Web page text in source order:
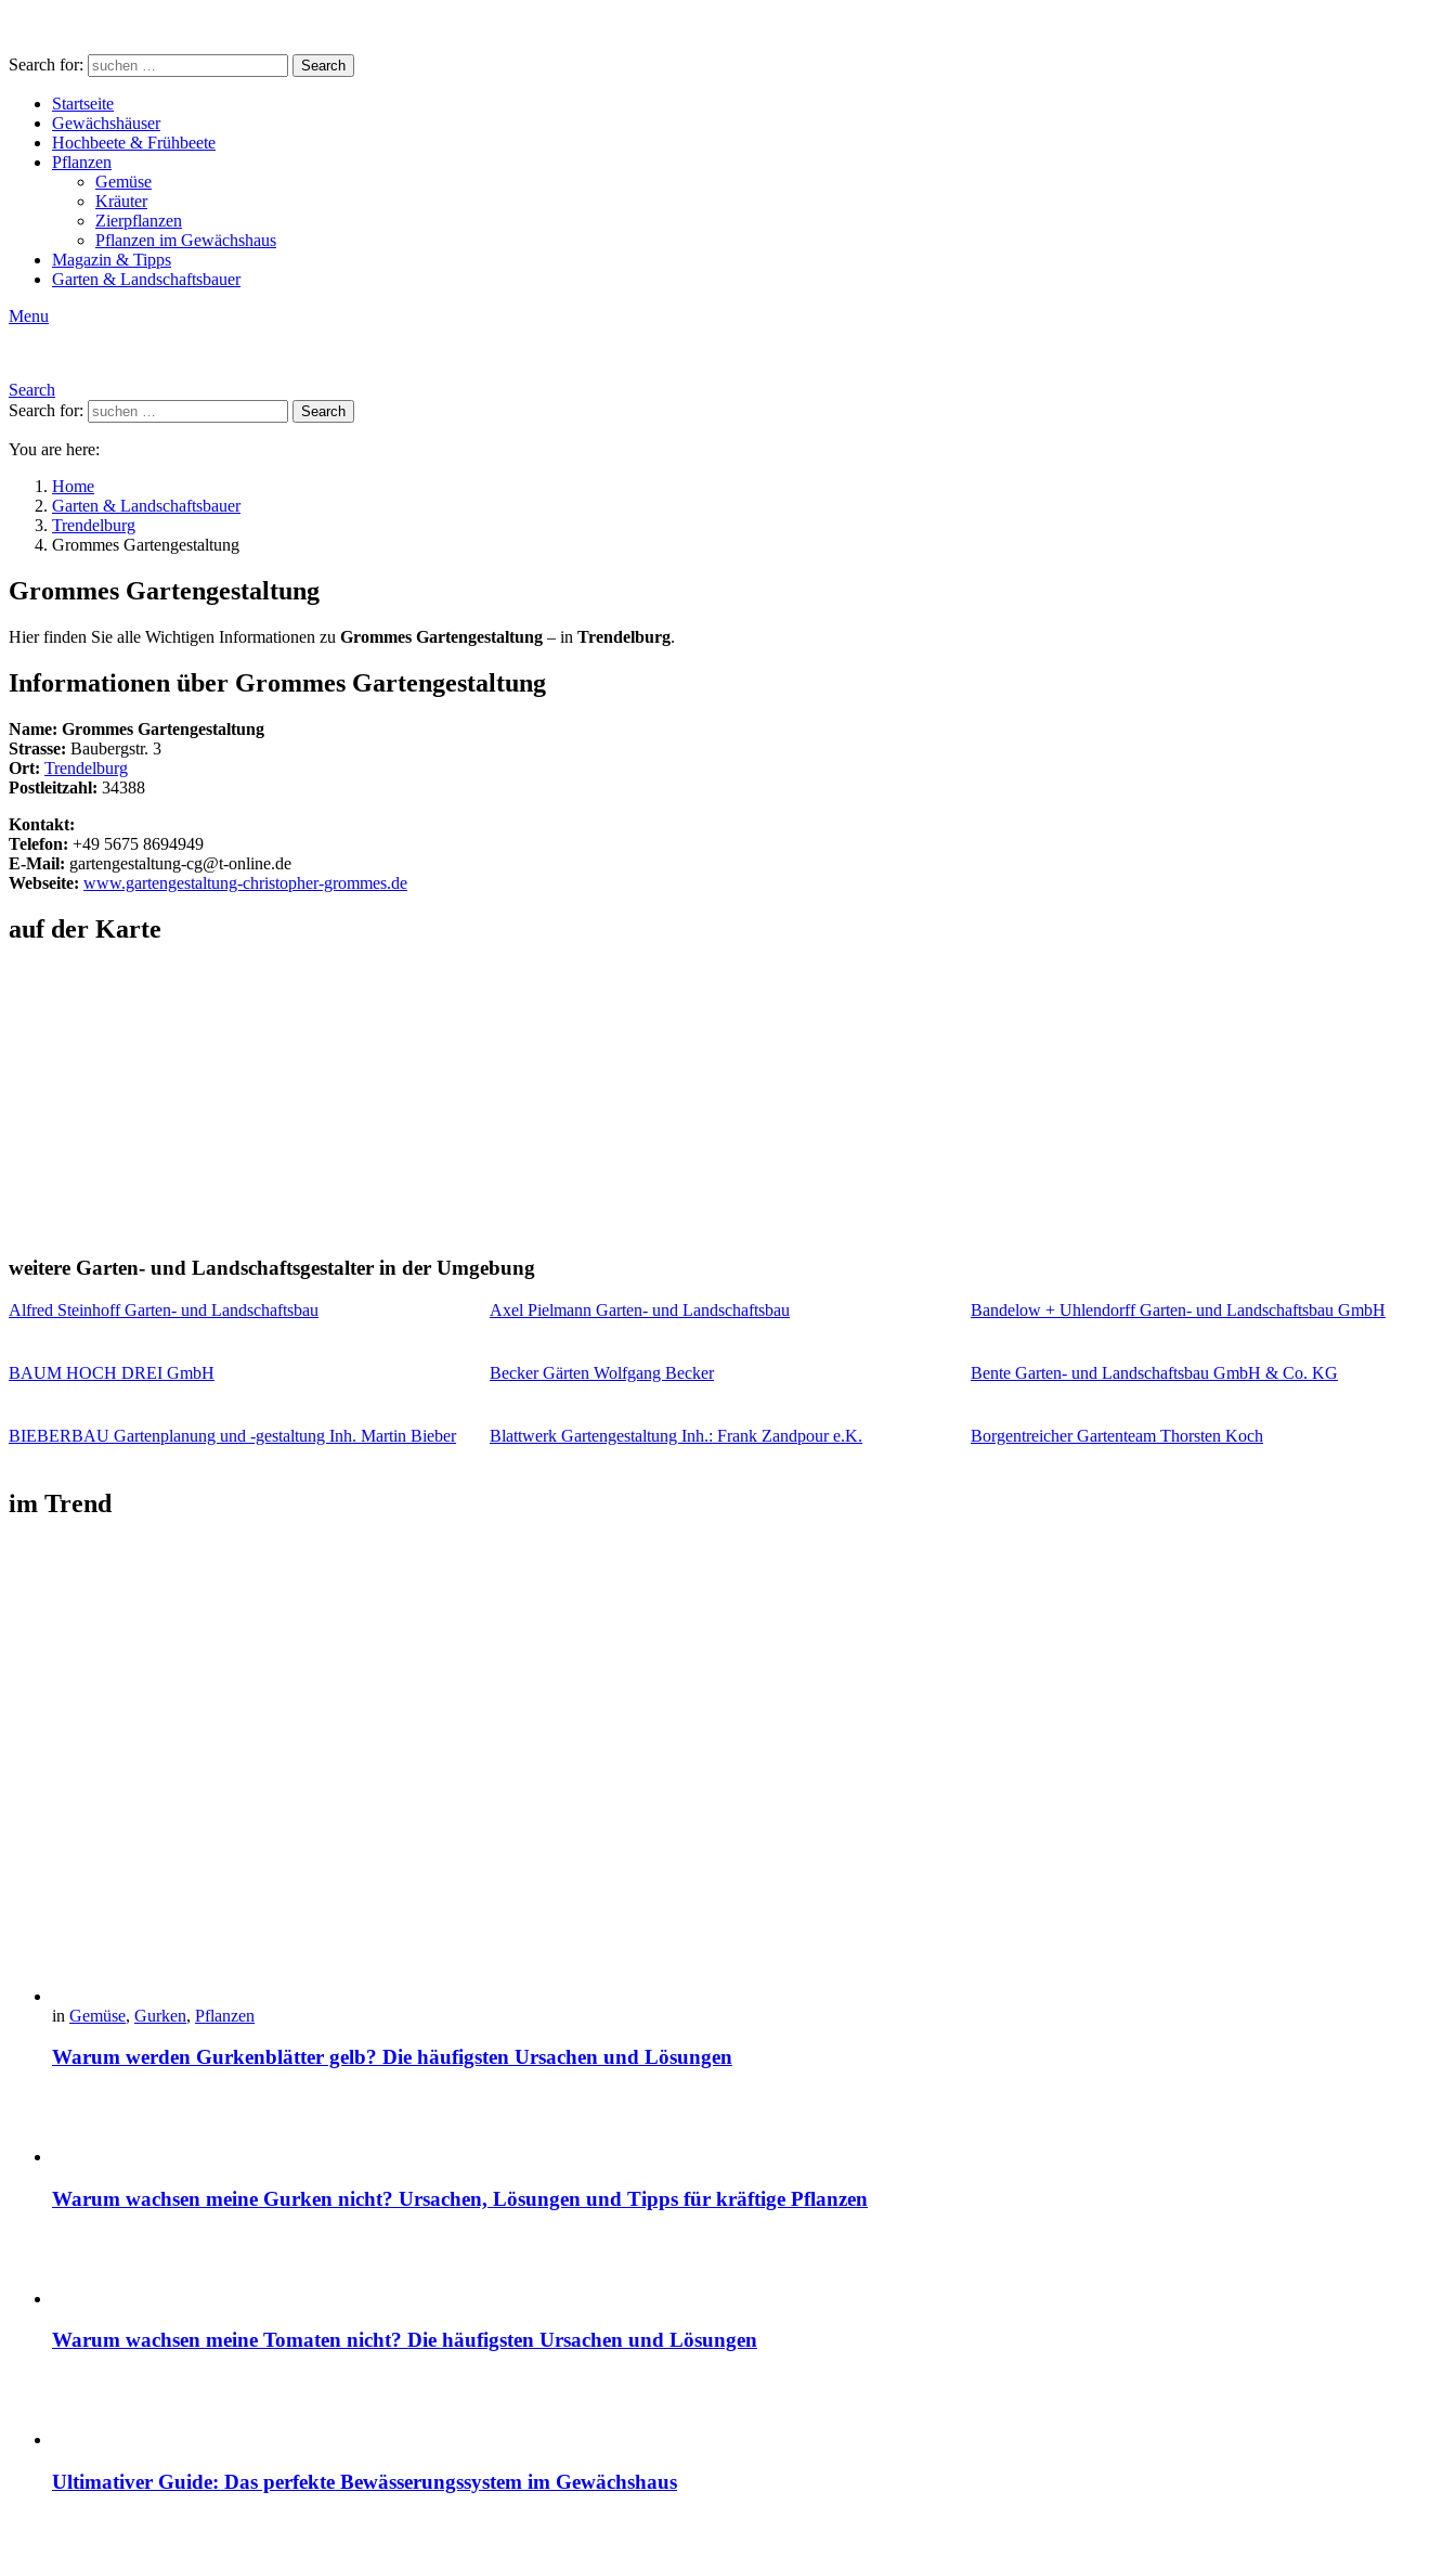
Search for: Search
Startseite
Gewächshäuser
Hochbeete & Frühbeete
Pflanzen
Gemüse
Kräuter
Zierpflanzen
Pflanzen im Gewächshaus
Magazin & Tipps
Garten & Landschaftsbauer
Menu
Search
Search for:
Search
You are here:
Home
Garten & Landschaftsbauer
Trendelburg
Grommes Gartengestaltung
Grommes Gartengestaltung
Hier finden Sie alle Wichtigen Informationen zu Grommes Gartengestaltung – in Trendelburg.
Informationen über Grommes Gartengestaltung
Name: Grommes Gartengestaltung
Strasse: Baubergstr. 3
Ort: Trendelburg
Postleitzahl: 34388
Kontakt:
Telefon: +49 5675 8694949
E-Mail: gartengestaltung-cg@t-online.de
Webseite: www.gartengestaltung-christopher-grommes.de
auf der Karte
weitere Garten- und Landschaftsgestalter in der Umgebung
Alfred Steinhoff Garten- und Landschaftsbau Axel Pielmann Garten- und Landschaftsbau Bandelow + Uhlendorff Garten- und Landschaftsbau GmbH
BAUM HOCH DREI GmbH Becker Gärten Wolfgang Becker Bente Garten- und Landschaftsbau GmbH & Co. KG
BIEBERBAU Gartenplanung und -gestaltung Inh. Martin Bieber Blattwerk Gartengestaltung Inh.: Frank Zandpour e.K. Borgentreicher Gartenteam Thorsten Koch
im Trend
in Gemüse, Gurken, Pflanzen
Warum werden Gurkenblätter gelb? Die häufigsten Ursachen und Lösungen
Warum wachsen meine Gurken nicht? Ursachen, Lösungen und Tipps für kräftige Pflanzen
Warum wachsen meine Tomaten nicht? Die häufigsten Ursachen und Lösungen
Ultimativer Guide: Das perfekte Bewässerungssystem im Gewächshaus